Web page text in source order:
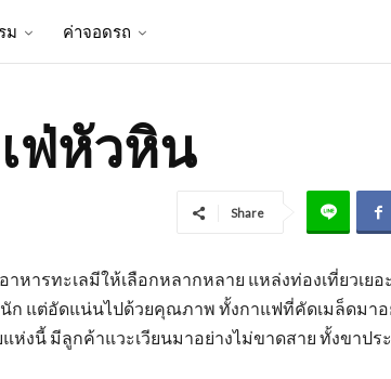
ม ค่าจอดรถ
เฟ่หัวหิน
Share
หารทะเลมีให้เลือกหลากหลาย แหล่งท่องเที่ยวเยอะ
ก แต่อัดแน่นไปด้วยคุณภาพ ทั้งกาแฟที่คัดเมล็ดมาอ
ห่งนี้ มีลูกค้าแวะเวียนมาอย่างไม่ขาดสาย ทั้งขาปร